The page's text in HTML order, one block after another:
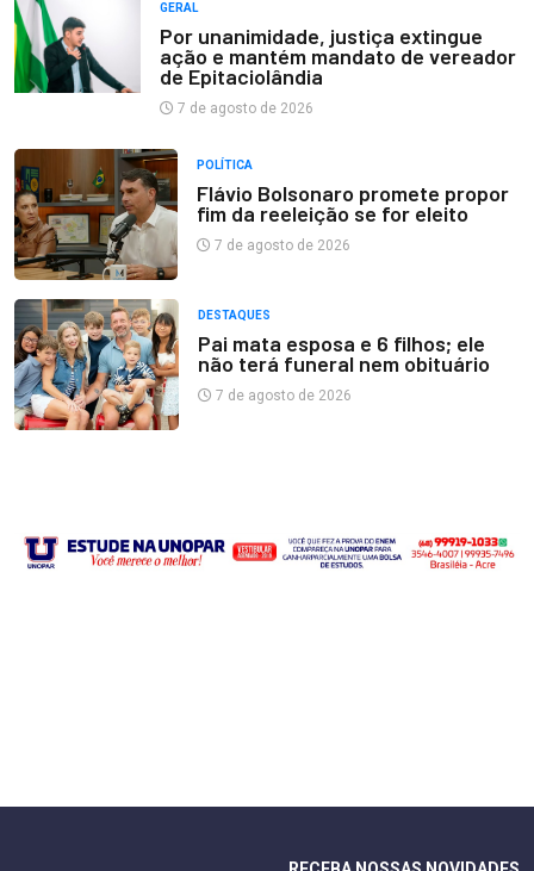
GERAL
Por unanimidade, justiça extingue
ação e mantém mandato de vereador
de Epitaciolândia
7 de agosto de 2026
POLÍTICA
Flávio Bolsonaro promete propor
fim da reeleição se for eleito
7 de agosto de 2026
DESTAQUES
Pai mata esposa e 6 filhos; ele
não terá funeral nem obituário
7 de agosto de 2026